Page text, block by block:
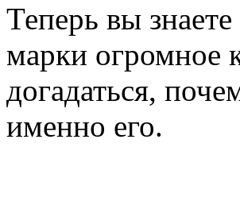
Теперь вы
марки огромное
догадаться,
именно его.